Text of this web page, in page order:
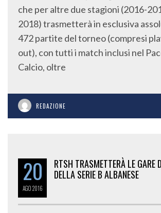
che per altre due stagioni (2016-
2018) trasmetterà in esclusiva
472 partite del torneo (compresi
out), con tutti i match inclusi nel
Calcio, oltre
REDAZIONE
20
AGO2016
RTSH TRASMETTERÀ LE GARE
DELLA SERIE B ALBANESE